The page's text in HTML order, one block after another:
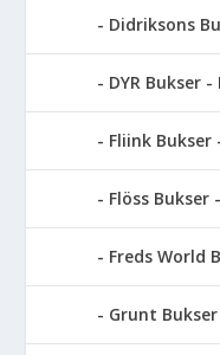
Didriksons
DYR Bukser
Fliink Bukser
Flöss Bukser
Freds World
Grunt